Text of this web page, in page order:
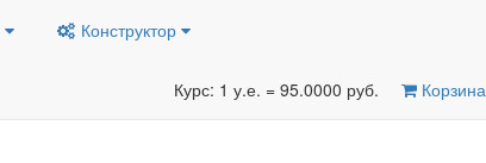
Конструктор
Курс: 1 у.е. = 95.0000 руб. Корзина